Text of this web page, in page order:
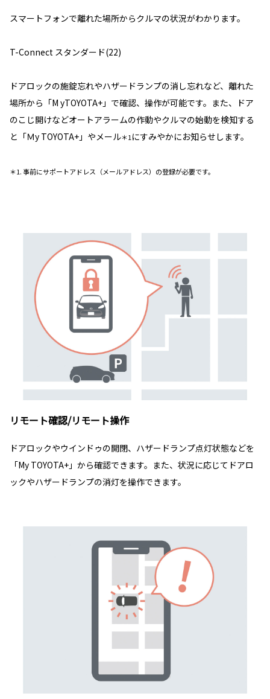
スマートフォンで離れた場所からクルマの状況がわかります。
T-Connect スタンダード(22)
ドアロックの施錠忘れやハザードランプの消し忘れなど、離れた
場所から「M yTOYOTA+」で確認、操作が可能です。また、ドア
のこじ開けなどオートアラームの作動やクルマの始動を検知する
と「Ｍy TOYOTA+」やメール＊1 にすみやかにお知らせします。
＊1. 事前にサポートアドレス（メールアドレス）の登録が必要です。
リモート確認/リモート操作
ドアロックやウインドゥの開閉、ハザードランプ点灯状態などを
「My TOYOTA+」から確認できます。また、状況に応じてドアロ
ックやハザードランプの消灯を操作できます。